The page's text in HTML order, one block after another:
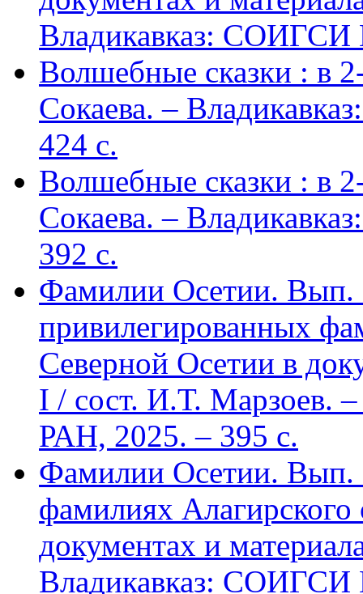
Владикавказ:
Волшебные сказки : в
Сокаева. –
424 c.
Волшебные сказки : в
Сокаева. –
392 c.
Фамилии Осетии. Вып.
привилегированных
Северной Осетии в
I / сост. И.Т. Марзоев.
РАН, 2025. – 395 с.
Фамилии Осетии. Вып.
фамилиях
документах и
Владикавказ: